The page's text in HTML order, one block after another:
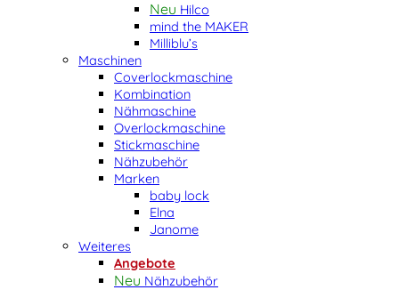
Hilco
mind the MAKER
Milliblu’s
Maschinen
Coverlockmaschine
Kombination
Nähmaschine
Overlockmaschine
Stickmaschine
Nähzubehör
Marken
baby lock
Elna
Janome
Weiteres
Angebote
Nähzubehör